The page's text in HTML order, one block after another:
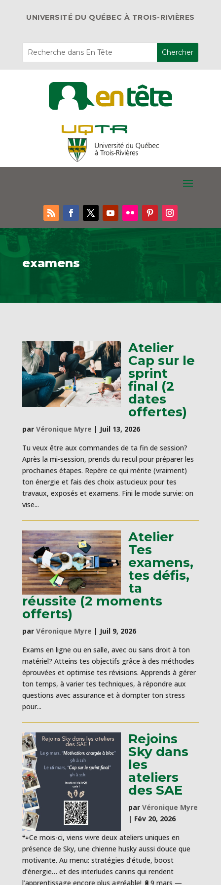
UNIVERSITÉ DU QUÉBEC À TROIS-RIVIÈRES
examens
Atelier
Cap sur le
sprint
final (2
dates
offertes)
par Véronique Myre | Juil 13, 2026
Tu veux être aux commandes de ta fin de session?
Après la mi-session, prends du recul pour préparer les
prochaines étapes. Repère ce qui mérite (vraiment)
ton énergie et fais des choix astucieux pour tes
travaux, exposés et examens. Fini le mode survie: on
vise...
Atelier
Tes
examens,
tes défis,
ta
réussite (2 moments
offerts)
par Véronique Myre | Juil 9, 2026
Exams en ligne ou en salle, avec ou sans droit à ton
matériel? Atteins tes objectifs grâce à des méthodes
éprouvées et optimise tes révisions. Apprends à gérer
ton temps, à varier tes techniques, à répondre aux
questions avec assurance et à dompter ton stress
pour...
Rejoins
Sky dans
les
ateliers
des SAE
par Véronique Myre
| Fév 20, 2026
🐾Ce mois-ci, viens vivre deux ateliers uniques en
présence de Sky, une chienne husky aussi douce que
motivante. Au menu: stratégies d’étude, boost
d’énergie… et des interludes canins qui rendent
l’apprentissage encore plus agréable! 🔋9 mars —